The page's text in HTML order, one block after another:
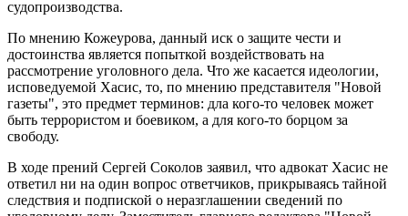
судопроизводства.
По мнению Кожеурова, данный иск о защите чести и
достоинства является попыткой воздействовать на
рассмотрение уголовного дела. Что же касается идеологии,
исповедуемой Хасис, то, по мнению представителя "Новой
газеты", это предмет терминов: дла кого-то человек может
быть террористом и боевиком, а для кого-то борцом за
свободу.
В ходе прений Сергей Соколов заявил, что адвокат Хасис не
ответил ни на один вопрос ответчиков, прикрываясь тайной
следствия и подпиской о неразглашении сведений по